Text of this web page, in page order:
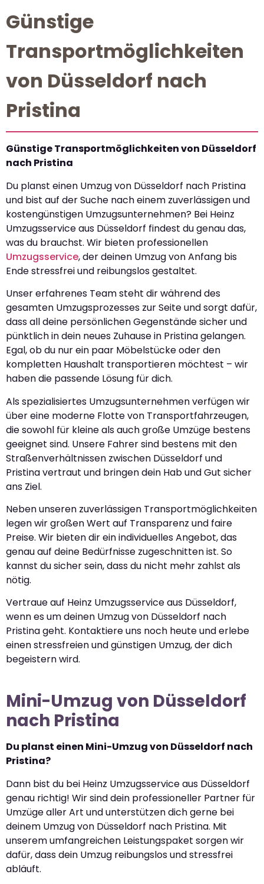
Günstige
Transportmöglichkeiten
von Düsseldorf nach
Pristina
Günstige Transportmöglichkeiten von Düsseldorf
nach Pristina
Du planst einen Umzug von Düsseldorf nach Pristina
und bist auf der Suche nach einem zuverlässigen und
kostengünstigen Umzugsunternehmen? Bei Heinz
Umzugsservice aus Düsseldorf findest du genau das,
was du brauchst. Wir bieten professionellen
Umzugsservice, der deinen Umzug von Anfang bis
Ende stressfrei und reibungslos gestaltet.
Unser erfahrenes Team steht dir während des
gesamten Umzugsprozesses zur Seite und sorgt dafür,
dass all deine persönlichen Gegenstände sicher und
pünktlich in dein neues Zuhause in Pristina gelangen.
Egal, ob du nur ein paar Möbelstücke oder den
kompletten Haushalt transportieren möchtest – wir
haben die passende Lösung für dich.
Als spezialisiertes Umzugsunternehmen verfügen wir
über eine moderne Flotte von Transportfahrzeugen,
die sowohl für kleine als auch große Umzüge bestens
geeignet sind. Unsere Fahrer sind bestens mit den
Straßenverhältnissen zwischen Düsseldorf und
Pristina vertraut und bringen dein Hab und Gut sicher
ans Ziel.
Neben unseren zuverlässigen Transportmöglichkeiten
legen wir großen Wert auf Transparenz und faire
Preise. Wir bieten dir ein individuelles Angebot, das
genau auf deine Bedürfnisse zugeschnitten ist. So
kannst du sicher sein, dass du nicht mehr zahlst als
nötig.
Vertraue auf Heinz Umzugsservice aus Düsseldorf,
wenn es um deinen Umzug von Düsseldorf nach
Pristina geht. Kontaktiere uns noch heute und erlebe
einen stressfreien und günstigen Umzug, der dich
begeistern wird.
Mini-Umzug von Düsseldorf
nach Pristina
Du planst einen Mini-Umzug von Düsseldorf nach
Pristina?
Dann bist du bei Heinz Umzugsservice aus Düsseldorf
genau richtig! Wir sind dein professioneller Partner für
Umzüge aller Art und unterstützen dich gerne bei
deinem Umzug von Düsseldorf nach Pristina. Mit
unserem umfangreichen Leistungspaket sorgen wir
dafür, dass dein Umzug reibungslos und stressfrei
abläuft.